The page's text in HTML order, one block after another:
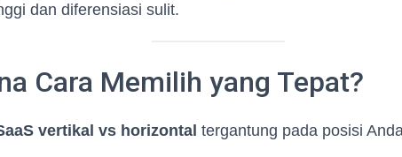
dan diferensiasi sulit.
Cara Memilih yang Tepat?
vertikal vs horizontal tergantung pada posisi